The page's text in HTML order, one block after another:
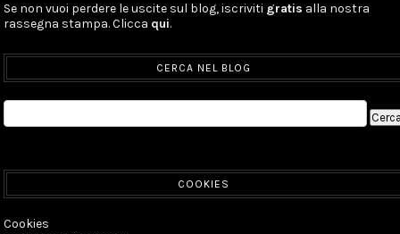
Se non vuoi perdere le uscite sul blog, iscriviti gratis alla nostra
rassegna stampa. Clicca qui.
CERCA NEL BLOG
COOKIES
Cookies